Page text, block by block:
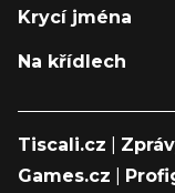
Krycí jména
Na křídlech
Tiscali.cz
Games.cz